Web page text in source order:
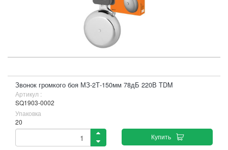
Звонок громкого боя МЗ-2Т-150мм 78дБ 220В TDM
Артикул :
SQ1903-0002
Упаковка
20
Купить